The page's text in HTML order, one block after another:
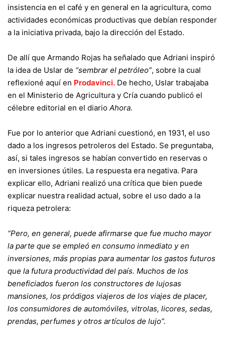
insistencia en el café y en general en la agricultura, como
actividades económicas productivas que debían responder
a la iniciativa privada, bajo la dirección del Estado.
De allí que Armando Rojas ha señalado que Adriani inspiró
la idea de Uslar de “sembrar el petróleo”, sobre la cual
reflexioné aquí en Prodavinci. De hecho, Uslar trabajaba
en el Ministerio de Agricultura y Cría cuando publicó el
célebre editorial en el diario Ahora.
Fue por lo anterior que Adriani cuestionó, en 1931, el uso
dado a los ingresos petroleros del Estado. Se preguntaba,
así, si tales ingresos se habían convertido en reservas o
en inversiones útiles. La respuesta era negativa. Para
explicar ello, Adriani realizó una crítica que bien puede
explicar nuestra realidad actual, sobre el uso dado a la
riqueza petrolera:
“Pero, en general, puede afirmarse que fue mucho mayor
la parte que se empleó en consumo inmediato y en
inversiones, más propias para aumentar los gastos futuros
que la futura productividad del país. Muchos de los
beneficiados fueron los constructores de lujosas
mansiones, los pródigos viajeros de los viajes de placer,
los consumidores de automóviles, vitrolas, licores, sedas,
prendas, perfumes y otros artículos de lujo”.